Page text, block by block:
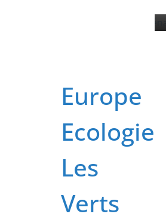
Europe
Ecologie
Les
Verts